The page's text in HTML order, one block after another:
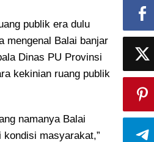
publik era dulu
mengenal Balai banjar
Dinas PU Provinsi
kekinian ruang publik
namanya Balai
kondisi masyarakat,”